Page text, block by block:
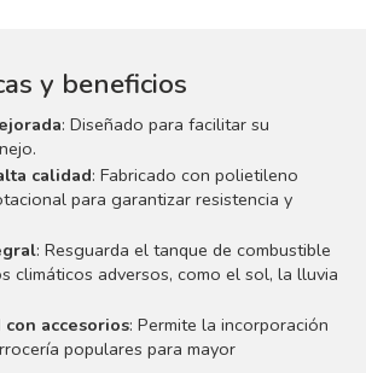
y beneficios
: Diseñado para facilitar su
calidad: Fabricado con polietileno
para garantizar resistencia y
: Resguarda el tanque de combustible
climáticos adversos, como el sol, la lluvia
accesorios: Permite la incorporación
populares para mayor